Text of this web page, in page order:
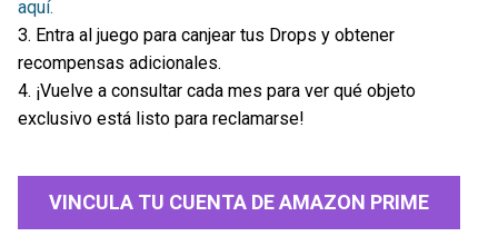
aquí.
3. Entra al juego para canjear tus Drops y obtener
recompensas adicionales.
4. ¡Vuelve a consultar cada mes para ver qué objeto
exclusivo está listo para reclamarse!
VINCULA TU CUENTA DE AMAZON PRIME